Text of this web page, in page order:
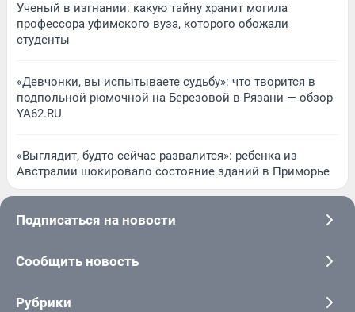
Ученый в изгнании: какую тайну хранит могила
профессора уфимского вуза, которого обожали
студенты
«Девчонки, вы испытываете судьбу»: что творится в
подпольной рюмочной на Березовой в Рязани — обзор
YA62.RU
«Выглядит, будто сейчас развалится»: ребенка из
Австралии шокировало состояние зданий в Приморье
Подписаться на новости
Сообщить новость
Рубрики